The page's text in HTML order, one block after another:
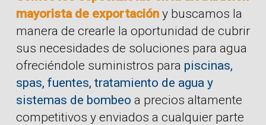
mayorista de exportacióny buscamos la
manera de crearle la oportunidad de cubrir
sus necesidades de soluciones para agua
ofreciéndole suministros para piscinas,
spas, fuentes, tratamiento de agua y
sistemas de bombeo a precios altamente
competitivos y enviados a cualquier parte